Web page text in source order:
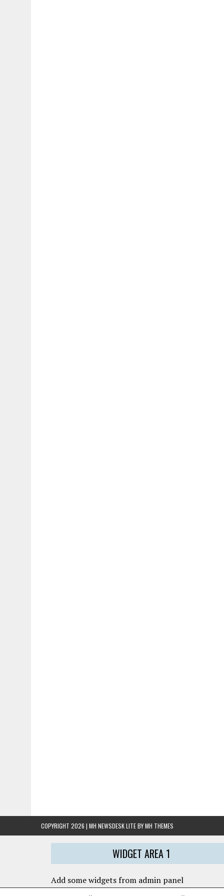
COPYRIGHT 2026 | MH NEWSDESK LITE BYMH THEMES
WIDGET AREA 1
Add some widgets from admin panel